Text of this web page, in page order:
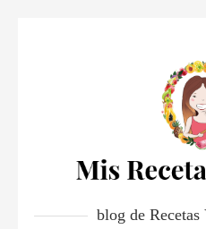
blog de Recetas